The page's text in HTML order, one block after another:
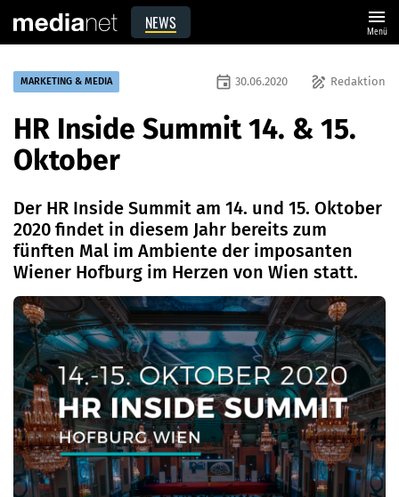
NEWS menu
Menü
MARKETING & MEDIA draw Redaktion
event 30.06.2020
HR Inside Summit 14. & 15.
Oktober
Der HR Inside Summit am 14. und 15. Oktober
2020 findet in diesem Jahr bereits zum
fünften Mal im Ambiente der imposanten
Wiener Hofburg im Herzen von Wien statt.